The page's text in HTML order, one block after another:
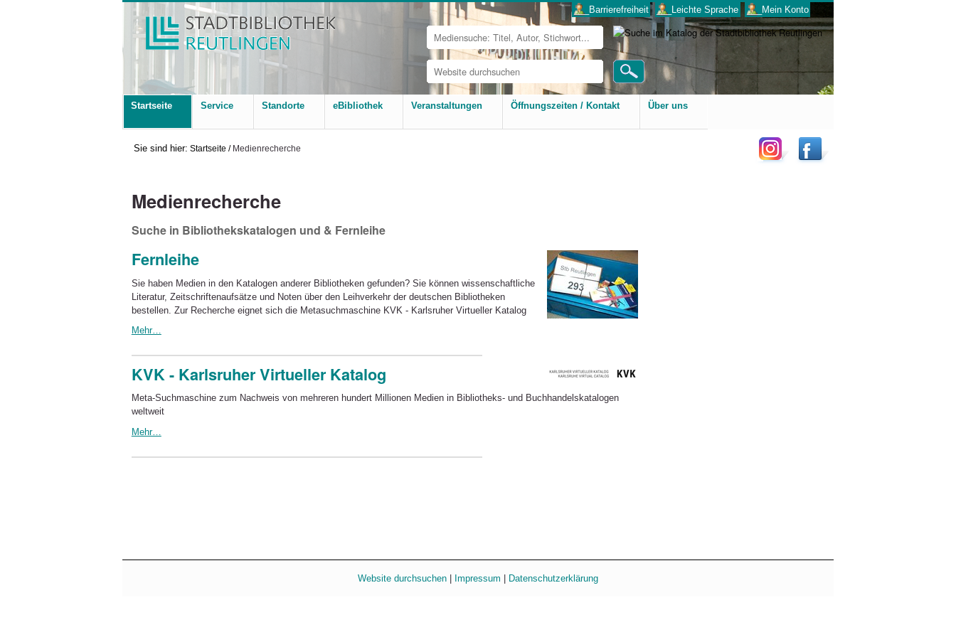
Website
durchsuchen
Erweiterte
Suche…
___Barrierefreiheit ___Leichte Sprache ___Mein Konto
Startseite Service Standorte eBibliothek Veranstaltungen Öffnungszeiten / Kontakt Über uns
Sie sind hier: Startseite / Medienrecherche
Medienrecherche
Suche in Bibliothekskatalogen und & Fernleihe
Fernleihe
Sie haben Medien in den Katalogen anderer Bibliotheken gefunden? Sie können wissenschaftliche
Literatur, Zeitschriftenaufsätze und Noten über den Leihverkehr der deutschen Bibliotheken
bestellen. Zur Recherche eignet sich die Metasuchmaschine KVK - Karlsruher Virtueller Katalog
Mehr…
KVK - Karlsruher Virtueller Katalog
Meta-Suchmaschine zum Nachweis von mehreren hundert Millionen Medien in Bibliotheks- und Buchhandelskatalogen
weltweit
Mehr…
Website durchsuchen Impressum Datenschutzerklärung